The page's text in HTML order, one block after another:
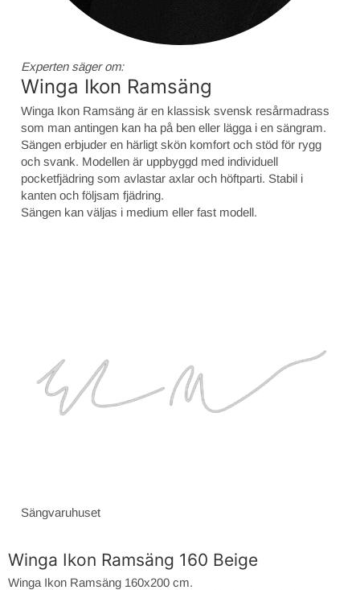
Experten säger om:
Winga Ikon Ramsäng
Winga Ikon Ramsäng är en klassisk svensk resårmadrass
som man antingen kan ha på ben eller lägga i en sängram.
Sängen erbjuder en härligt skön komfort och stöd för rygg
och svank. Modellen är uppbyggd med individuell
pocketfjädring som avlastar axlar och höftparti. Stabil i
kanten och följsam fjädring.
Sängen kan väljas i medium eller fast modell.
Sängvaruhuset
Winga Ikon Ramsäng 160 Beige
Winga Ikon Ramsäng 160x200 cm.